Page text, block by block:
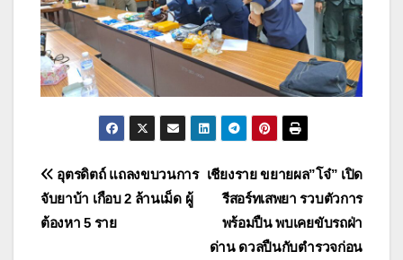
แนะแนว
เรื่อง
เชียงราย ขยายผล”โจ๋” เปิด
รีสอร์ทเสพยา รวบตัวการ
พร้อมปืน พบเคยขับรถฝ่า
ด่าน ดวลปืนกับตำรวจก่อน
อุตรดิตถ์ แถลงขบวนการ
จับยาบ้า เกือบ 2 ล้านเม็ด ผู้
ต้องหา 5 ราย